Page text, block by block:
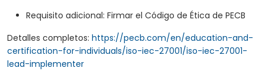
Requisito adicional: Firmar el Código de Ética de PECB
Detalles completos: https://pecb.com/en/education-and-
certification-for-individuals/iso-iec-27001/iso-iec-27001-
lead-implementer